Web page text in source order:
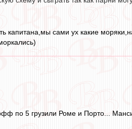
капитана,мы сами ух какие
по 5 грузили Роме и Порто...